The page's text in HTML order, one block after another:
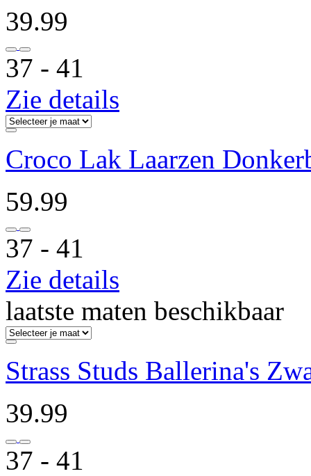
39.99
37 ‐ 41
Zie details
Croco Lak Laarzen
59.99
37 ‐ 41
Zie details
laatste maten beschikbaar
Strass Studs Ballerina's
39.99
37 ‐ 41